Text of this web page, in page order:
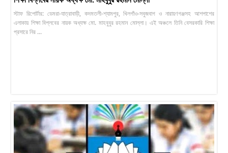
স্টাফ রিপোর্টার: ডেমরা-যাত্রাবাড়ী, কদমতলী-শ্যামপুর, খিলগাঁও-সবুজবাগ ও নারায়ণগঞ্জসহ আশপাশের
এলাকায় শিক্ষা বিপ্লবের নায়ক অধ্যক্ষ মো. মাহবুবুর রহমান মোল্লা। এই অঞ্চলে তিনি বেসরকারি শিক্ষা
প্রসারে নির ...